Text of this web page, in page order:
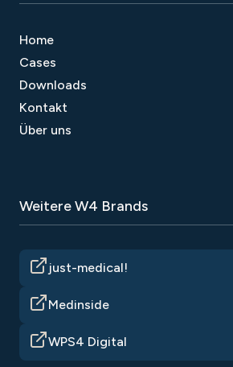
Home
Cases
Downloads
Kontakt
Über uns
Weitere W4 Brands
just-medical!
Medinside
WPS4 Digital